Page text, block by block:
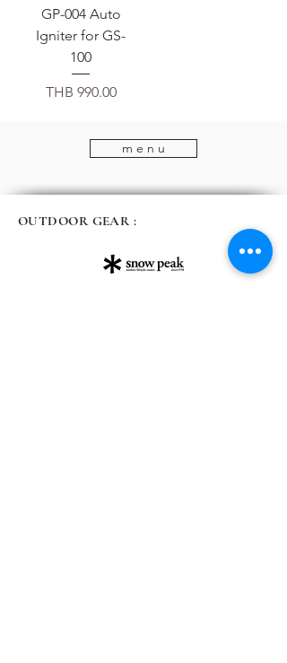
GP-004 Auto
Igniter for GS-
100
가격
THB 990.00
m e n u
OUTDOOR GEAR :